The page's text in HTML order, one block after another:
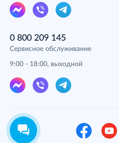
0 800 209 145
Сервисное обслуживание
9:00 - 18:00, выходной